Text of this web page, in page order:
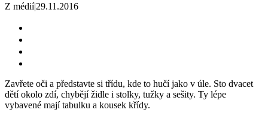
Z médií|29.11.2016
Zavřete oči a představte si třídu, kde to hučí jako v úle. Sto dvacet
dětí okolo zdí, chybějí židle i stolky, tužky a sešity. Ty lépe
vybavené mají tabulku a kousek křídy.